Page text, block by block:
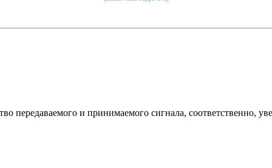
передаваемого и принимаемого сигнала, соответственно,